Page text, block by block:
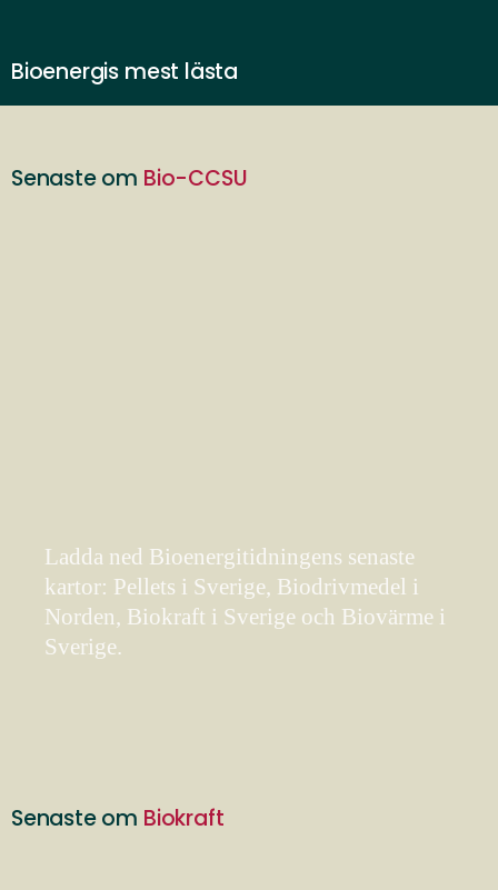
Bioenergis mest lästa
Senaste om Bio-CCSU
Ladda ned Bioenergitidningens senaste
kartor: Pellets i Sverige, Biodrivmedel i
Norden, Biokraft i Sverige och Biovärme i
Sverige.
Senaste om Biokraft